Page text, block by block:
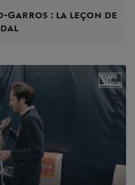
Garros : la leçon de